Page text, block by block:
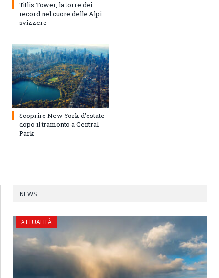
Titlis Tower, la torre dei
record nel cuore delle Alpi
svizzere
Scoprire New York d’estate
dopo il tramonto a Central
Park
NEWS
ATTUALITÀ